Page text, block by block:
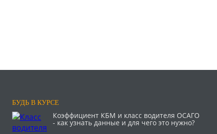
БУДЬ В КУРСЕ
Коэффициент КБМ и класс водителя ОСАГО
- как узнать данные и для чего это нужно?